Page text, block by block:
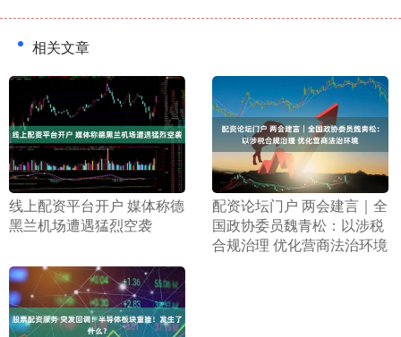
相关文章
​线上配资平台开户 媒体称德
黑兰机场遭遇猛烈空袭
​配资论坛门户 两会建言｜全
国政协委员魏青松：以涉税
合规治理 优化营商法治环境